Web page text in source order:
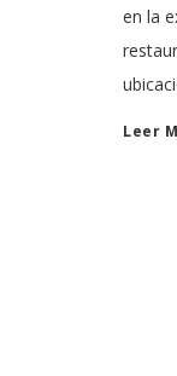
en la
Leer